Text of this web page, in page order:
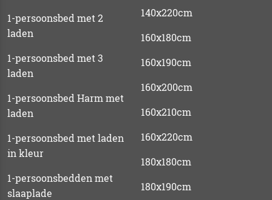
1-persoonsbed met 2
laden
1-persoonsbed met 3
laden
1-persoonsbed Harm met
laden
1-persoonsbed met laden
in kleur
1-persoonsbedden met
slaaplade
140x220cm
160x180cm
160x190cm
160x200cm
160x210cm
160x220cm
180x180cm
180x190cm